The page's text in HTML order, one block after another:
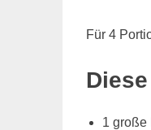
Für 4
1 große